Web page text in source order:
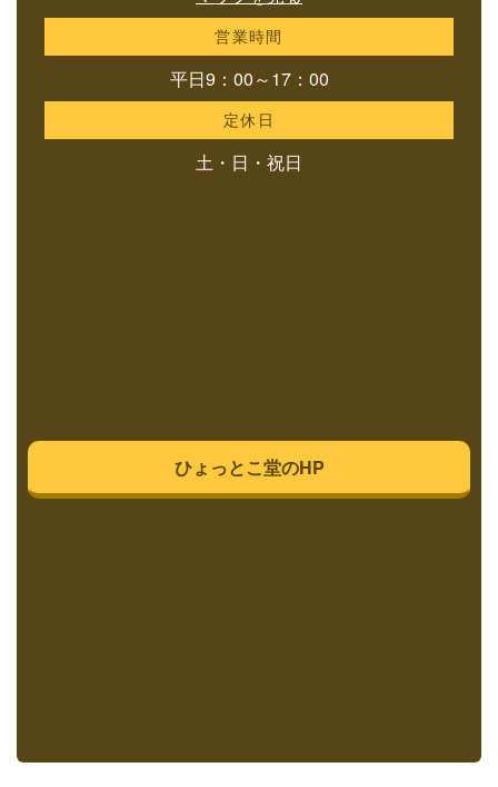
営業時間
平日9：00～17：00
定休日
土・日・祝日
ひょっとこ堂のHP